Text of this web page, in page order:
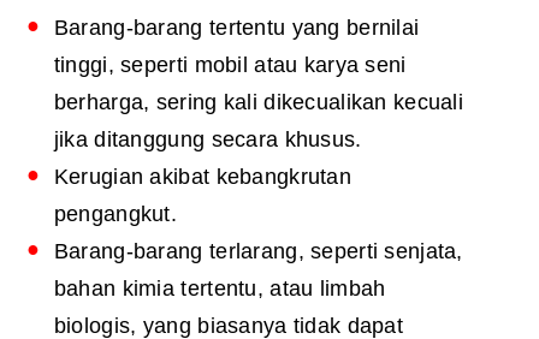
Barang-barang tertentu yang bernilai
tinggi, seperti mobil atau karya seni
berharga, sering kali dikecualikan kecuali
jika ditanggung secara khusus.
Kerugian akibat kebangkrutan
pengangkut.
Barang-barang terlarang, seperti senjata,
bahan kimia tertentu, atau limbah
biologis, yang biasanya tidak dapat